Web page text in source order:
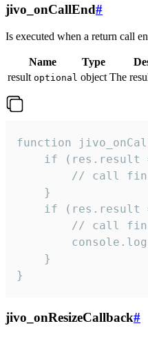
jivo_onCallEnd#
Is executed when a return call
Name Type
result optional object The
function
if (res.result
// call
    }
if (res.result
// call
    }
}
jivo_onResizeCallback#